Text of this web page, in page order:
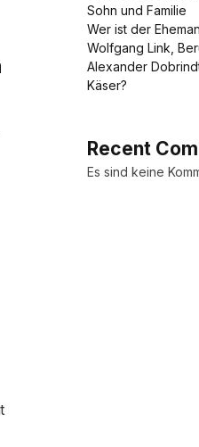
Sohn und Familie
Wer ist der
Wolfgang Link,
Alexander
Käser?
Recent
Es sind keine